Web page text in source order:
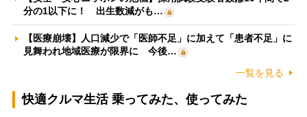
分の1以下に！ 出生数減がも…
【医療崩壊】人口減少で「医師不足」に加えて「患者不足」に
見舞われ地域医療が限界に 今後…
一覧を見る
快適クルマ生活 乗ってみた、使ってみた